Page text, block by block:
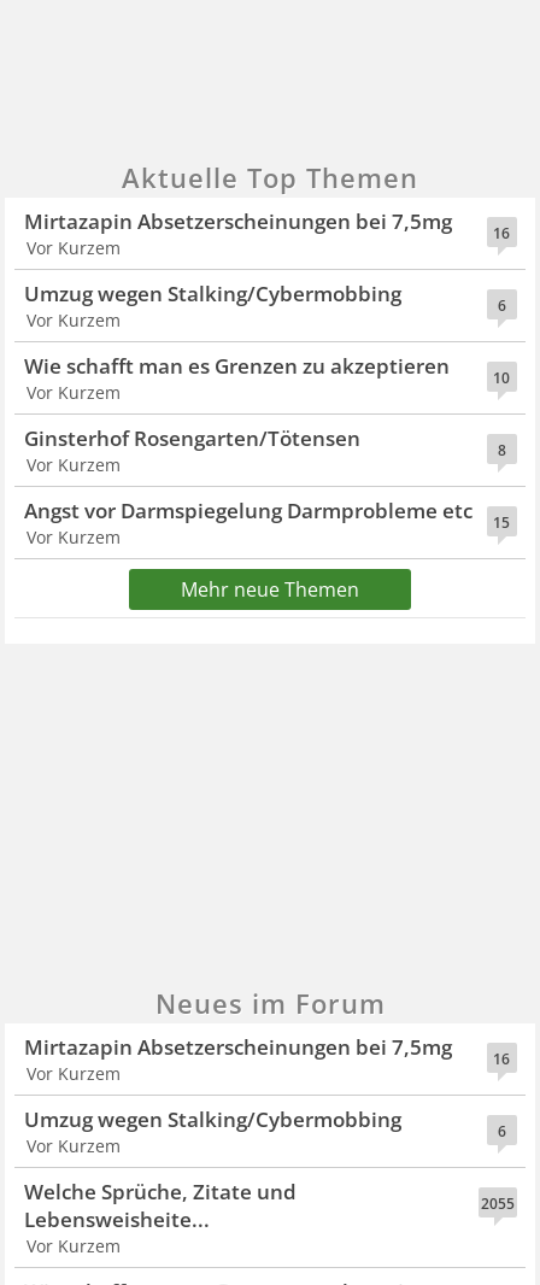
Aktuelle Top Themen
16
Mirtazapin Absetzerscheinungen bei 7,5mg
Vor Kurzem
6
Umzug wegen Stalking/Cybermobbing
Vor Kurzem
10
Wie schafft man es Grenzen zu akzeptieren
Vor Kurzem
8
Ginsterhof Rosengarten/Tötensen
Vor Kurzem
15
Angst vor Darmspiegelung Darmprobleme etc
Vor Kurzem
Mehr neue Themen
Neues im Forum
16
Mirtazapin Absetzerscheinungen bei 7,5mg
Vor Kurzem
6
Umzug wegen Stalking/Cybermobbing
Vor Kurzem
2055
Welche Sprüche, Zitate und
Lebensweisheite...
Vor Kurzem